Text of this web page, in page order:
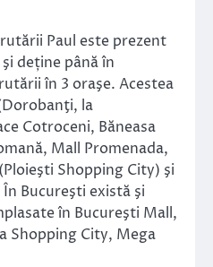
Paul este prezent
deține până în
în 3 oraşe. Acestea
la
Cotroceni, Băneasa
Mall Promenada,
Shopping City) şi
În Bucureşti există şi
în Bucureşti Mall,
Shopping City, Mega